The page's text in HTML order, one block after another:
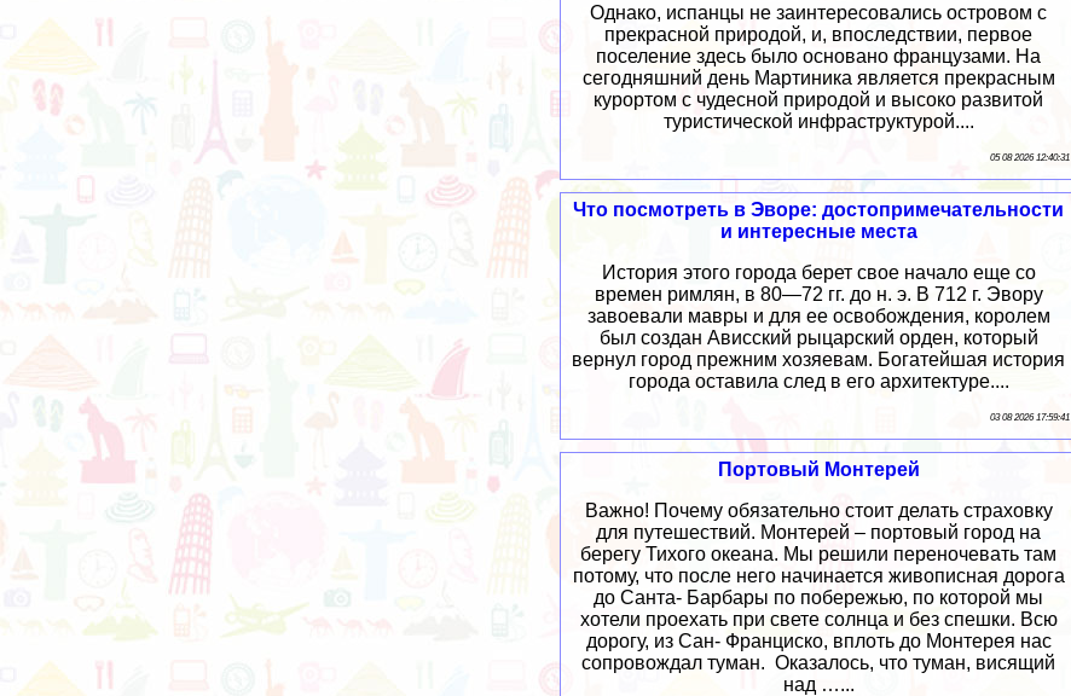
Однако, испанцы не заинтересовались островом с
прекрасной природой, и, впоследствии, первое
поселение здесь было основано французами. На
сегодняшний день Мартиника является прекрасным
курортом с чудесной природой и высоко развитой
туристической инфраструктурой....
05 08 2026 12:40:31
Что посмотреть в Эворе: достопримечательности
и интересные места
История этого города берет свое начало еще со
времен римлян, в 80—72 гг. до н. э. В 712 г. Эвору
завоевали мавры и для ее освобождения, королем
был создан Ависский рыцарский орден, который
вернул город прежним хозяевам. Богатейшая история
города оставила след в его архитектуре....
03 08 2026 17:59:41
Портовый Монтерей
Важно! Почему обязательно стоит делать страховку
для путешествий. Монтерей – портовый город на
берегу Тихого океана. Мы решили переночевать там
потому, что после него начинается живописная дорога
до Санта- Барбары по побережью, по которой мы
хотели проехать при свете солнца и без спешки. Всю
дорогу, из Сан- Франциско, вплоть до Монтерея нас
сопровождал туман. Оказалось, что туман, висящий
над …...